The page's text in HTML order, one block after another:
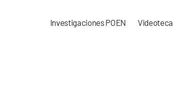
Investigaciones POEN Videoteca